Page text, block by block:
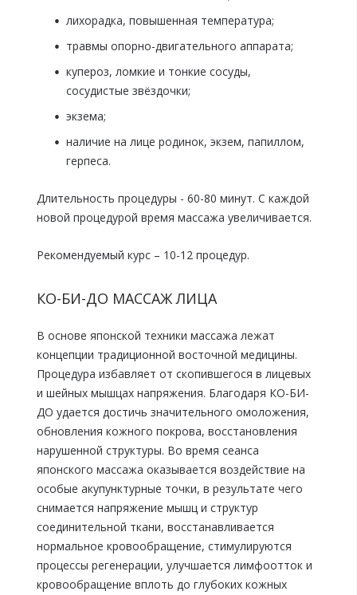
лихорадка, повышенная температура;
травмы опорно-двигательного аппарата;
купероз, ломкие и тонкие сосуды,
сосудистые звёздочки;
экзема;
наличие на лице родинок, экзем, папиллом,
герпеса.
Длительность процедуры - 60-80 минут. С каждой
новой процедурой время массажа увеличивается.
Рекомендуемый курс – 10-12 процедур.
КО-БИ-ДО МАССАЖ ЛИЦА
В основе японской техники массажа лежат
концепции традиционной восточной медицины.
Процедура избавляет от скопившегося в лицевых
и шейных мышцах напряжения. Благодаря КО-БИ-
ДО удается достичь значительного омоложения,
обновления кожного покрова, восстановления
нарушенной структуры. Во время сеанса
японского массажа оказывается воздействие на
особые акупунктурные точки, в результате чего
снимается напряжение мышц и структур
соединительной ткани, восстанавливается
нормальное кровообращение, стимулируются
процессы регенерации, улучшается лимфоотток и
кровообращение вплоть до глубоких кожных